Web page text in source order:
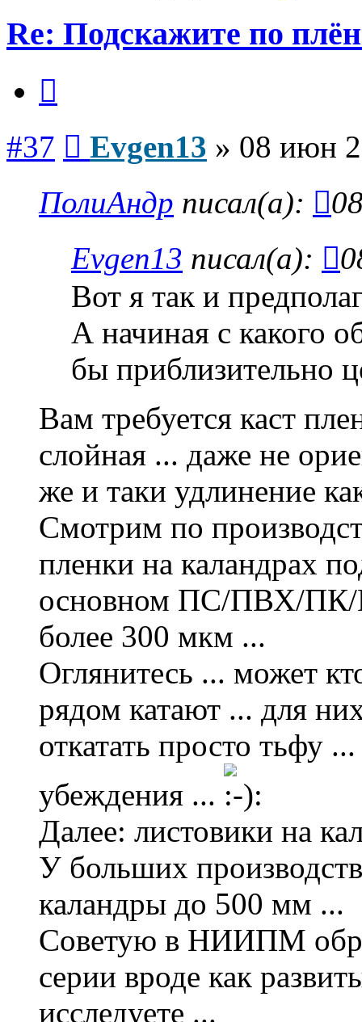
Re: Подскажите по
#37 Evgen13 » 08 июн
ПолиАндр писал(а):
Evgen13 писал(а):
Вот я так и
А начиная с какого
бы приблизительно
Вам требуется каст
слойная ... даже не
же и таки удлинение
Смотрим по
пленки на каландрах
основном ПС/ПВХ/
более 300 мкм ...
Оглянитесь ... может
рядом катают ... для
откатать просто тьфу
убеждения ...
Далее: листовики на
У больших
каландры до 500 мм ...
Советую в НИИПМ
серии вроде как
исследуете ...